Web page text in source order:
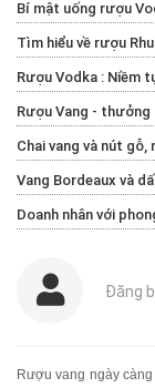
Bí mật uống rượu
Tìm hiểu về rượu
Rượu Vodka : Niềm
Rượu Vang -
Chai vang và nút gỗ,
Vang Bordeaux và
Doanh nhân với
Đăng
Rượu vang ngày